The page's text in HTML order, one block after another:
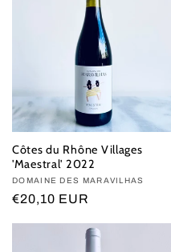
t
i
o
n
:
Côtes du Rhône Villages
'Maestral' 2022
Vendor:
DOMAINE DES MARAVILHAS
Regular
€20,10 EUR